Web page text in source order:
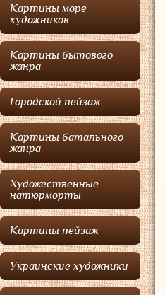
Картины море
художников
Картины бытового
жанра
Городской пейзаж
Картины батального
жанра
Художественные
натюрморты
Картины пейзаж
Украинские художники